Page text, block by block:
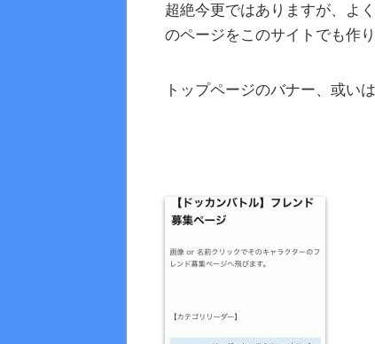
超絶今更ではありますが、よ
のページをこのサイトでも作
トップページのバナー、或いは